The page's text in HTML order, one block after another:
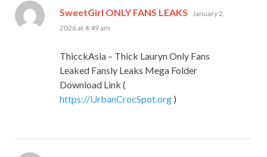
SweetGirl ONLY FANS LEAKS says:
January 2,
2026 at 4:49 am
ThicckAsia – Thick Lauryn Only Fans
Leaked Fansly Leaks Mega Folder
Download Link (
https://UrbanCrocSpot.org )